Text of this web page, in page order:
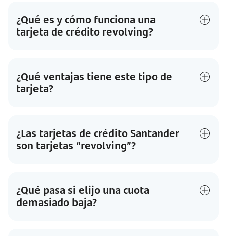
¿Qué es y cómo funciona una
tarjeta de crédito revolving?
¿Qué ventajas tiene este tipo de
tarjeta?
¿Las tarjetas de crédito Santander
son tarjetas “revolving”?
¿Qué pasa si elijo una cuota
demasiado baja?